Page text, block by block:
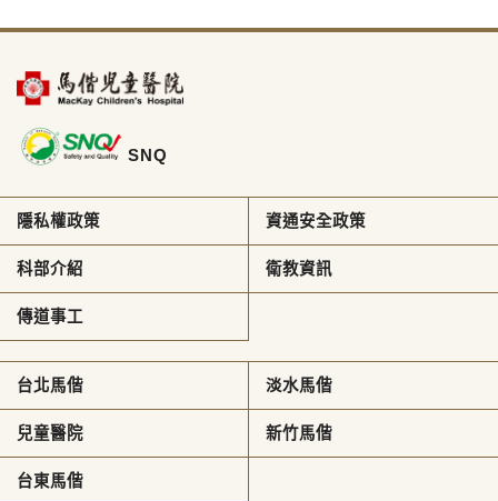
SNQ
隱私權政策 資通安全政策
科部介紹 衛教資訊
傳道事工
台北馬偕 淡水馬偕
兒童醫院 新竹馬偕
台東馬偕